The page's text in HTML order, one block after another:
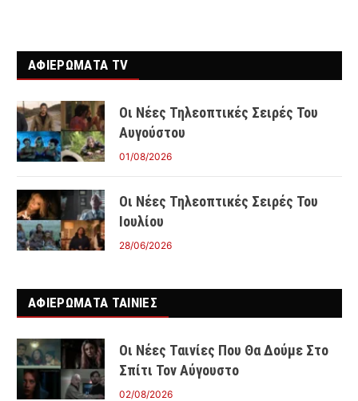
ΑΦΙΕΡΩΜΑΤΑ TV
Οι Νέες Τηλεοπτικές Σειρές Του
Αυγούστου
01/08/2026
Οι Νέες Τηλεοπτικές Σειρές Του
Ιουλίου
28/06/2026
ΑΦΙΕΡΩΜΑΤΑ ΤΑΙΝΊΕΣ
Οι Νέες Ταινίες Που Θα Δούμε Στο
Σπίτι Τον Αύγουστο
02/08/2026